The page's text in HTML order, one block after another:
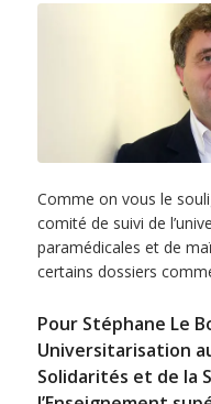
Comme on vous le
comité de suivi de
paramédicales et de
certains dossiers
Pour Stéphane Le
Universitarisation
Solidarités et de la